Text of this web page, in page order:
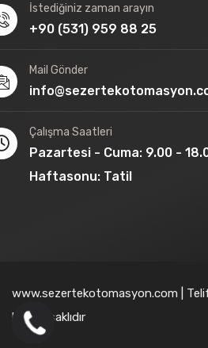
İstediğiniz zaman arayın
+90 (531) 959 88 25
Mail Gönder
Çalışma Saatleri
Pazartesi - Cuma: 9.00 -
Haftasonu: Tatil
www.sezertekotomasyon.com |
hakları saklıdır